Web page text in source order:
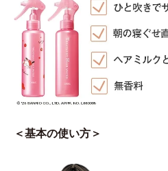
＜基本の使い方＞